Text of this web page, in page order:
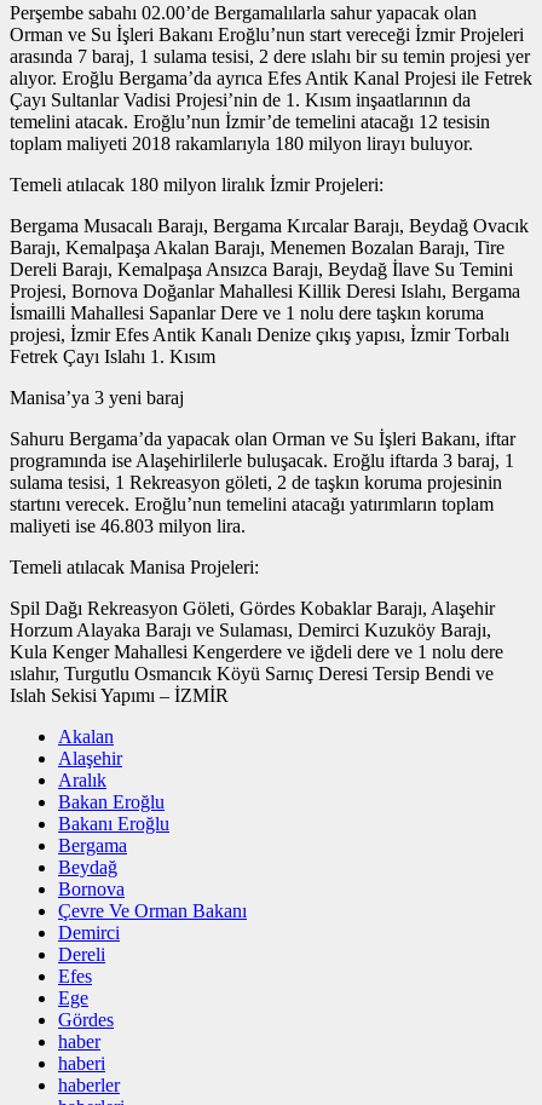
Perşembe sabahı 02.00’de Bergamalılarla sahur yapacak olan
Orman ve Su İşleri Bakanı Eroğlu’nun start vereceği İzmir Projeleri
arasında 7 baraj, 1 sulama tesisi, 2 dere ıslahı bir su temin projesi yer
alıyor. Eroğlu Bergama’da ayrıca Efes Antik Kanal Projesi ile Fetrek
Çayı Sultanlar Vadisi Projesi’nin de 1. Kısım inşaatlarının da
temelini atacak. Eroğlu’nun İzmir’de temelini atacağı 12 tesisin
toplam maliyeti 2018 rakamlarıyla 180 milyon lirayı buluyor.
Temeli atılacak 180 milyon liralık İzmir Projeleri:
Bergama Musacalı Barajı, Bergama Kırcalar Barajı, Beydağ Ovacık
Barajı, Kemalpaşa Akalan Barajı, Menemen Bozalan Barajı, Tire
Dereli Barajı, Kemalpaşa Ansızca Barajı, Beydağ İlave Su Temini
Projesi, Bornova Doğanlar Mahallesi Killik Deresi Islahı, Bergama
İsmailli Mahallesi Sapanlar Dere ve 1 nolu dere taşkın koruma
projesi, İzmir Efes Antik Kanalı Denize çıkış yapısı, İzmir Torbalı
Fetrek Çayı Islahı 1. Kısım
Manisa’ya 3 yeni baraj
Sahuru Bergama’da yapacak olan Orman ve Su İşleri Bakanı, iftar
programında ise Alaşehirlilerle buluşacak. Eroğlu iftarda 3 baraj, 1
sulama tesisi, 1 Rekreasyon göleti, 2 de taşkın koruma projesinin
startını verecek. Eroğlu’nun temelini atacağı yatırımların toplam
maliyeti ise 46.803 milyon lira.
Temeli atılacak Manisa Projeleri:
Spil Dağı Rekreasyon Göleti, Gördes Kobaklar Barajı, Alaşehir
Horzum Alayaka Barajı ve Sulaması, Demirci Kuzuköy Barajı,
Kula Kenger Mahallesi Kengerdere ve iğdeli dere ve 1 nolu dere
ıslahır, Turgutlu Osmancık Köyü Sarnıç Deresi Tersip Bendi ve
Islah Sekisi Yapımı – İZMİR
Akalan
Alaşehir
Aralık
Bakan Eroğlu
Bakanı Eroğlu
Bergama
Beydağ
Bornova
Çevre Ve Orman Bakanı
Demirci
Dereli
Efes
Ege
Gördes
haber
haberi
haberler